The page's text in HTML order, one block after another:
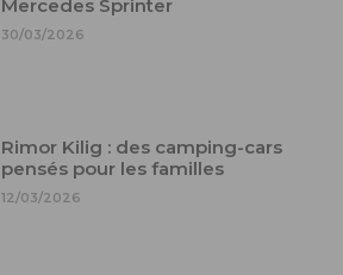
Mercedes Sprinter
30/03/2026
Rimor Kilig : des camping-cars
pensés pour les familles
12/03/2026